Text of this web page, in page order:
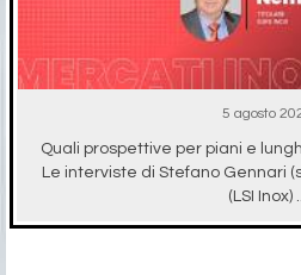
5 agosto
Quali prospettive per piani e
Le interviste di Stefano Gennari
(LSI Inox) ...